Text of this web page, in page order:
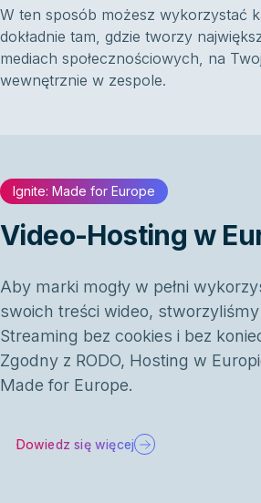
W ten sposób możesz wykorzystać
dokładnie tam, gdzie tworzy
mediach społecznościowych, na
wewnętrznie w zespole.
Ignite: Made for Europe
Video-Hosting w
Aby marki mogły w pełni
swoich treści wideo,
Streaming bez cookies i bez
Zgodny z RODO, Hosting w
Made for Europe.
Dowiedz się więcej